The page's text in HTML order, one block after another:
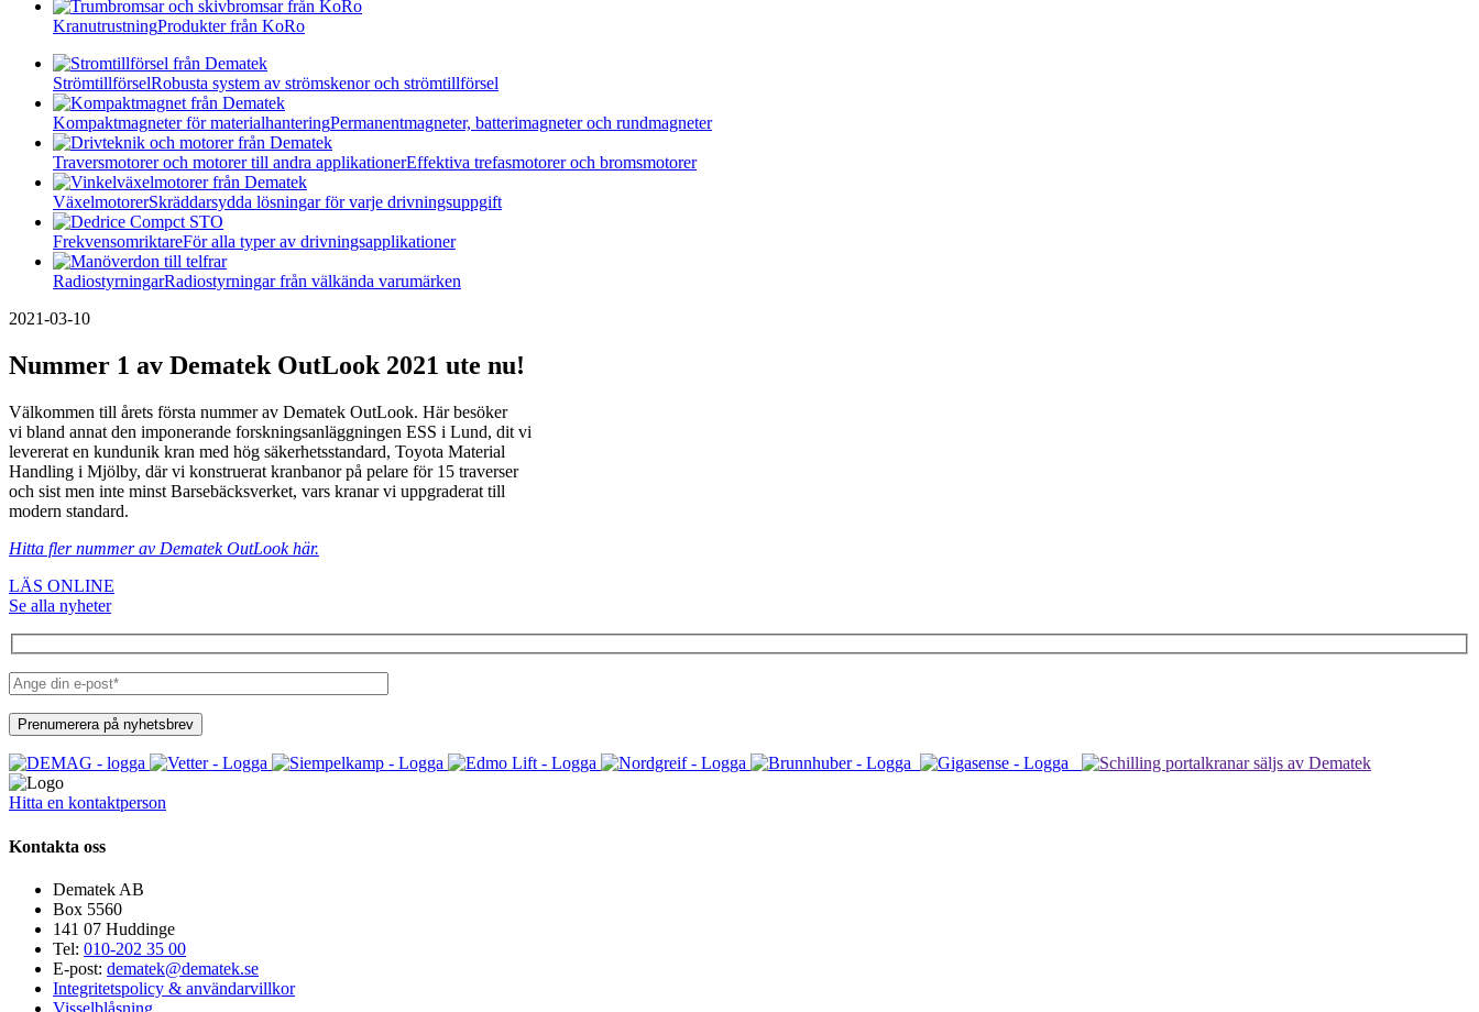
KranutrustningProdukter från KoRo
StrömtillförselRobusta system av strömskenor och strömtillförsel
Kompaktmagneter för materialhanteringPermanentmagneter, batterimagneter och rundmagneter
Traversmotorer och motorer till andra applikationerEffektiva trefasmotorer och bromsmotorer
VäxelmotorerSkräddarsydda lösningar för varje drivningsuppgift
FrekvensomriktareFör alla typer av drivningsapplikationer
RadiostyrningarRadiostyrningar från välkända varumärken
2021-03-10
Nummer 1 av Dematek OutLook 2021 ute nu!
Välkommen till årets första nummer av Dematek OutLook. Här besöker
vi bland annat den imponerande forskningsanläggningen ESS i Lund, dit vi
levererat en kundunik kran med hög säkerhetsstandard, Toyota Material
Handling i Mjölby, där vi konstruerat kranbanor på pelare för 15 traverser
och sist men inte minst Barsebäcksverket, vars kranar vi uppgraderat till
modern standard.
Hitta fler nummer av Dematek OutLook här.
LÄS ONLINE
Se alla nyheter
Hitta en kontaktperson
Kontakta oss
Dematek AB
Box 5560
141 07 Huddinge
Tel: 010-202 35 00
E-post: dematek@dematek.se
Integritetspolicy & användarvillkor
Visselblåsning